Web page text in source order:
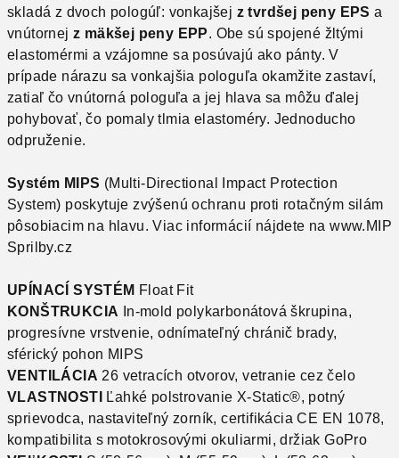
skladá z dvoch pologúľ: vonkajšej z tvrdšej peny EPS a
vnútornejz mäkšej peny EPP. Obe sú spojené žltými
elastomérmi a vzájomne sa posúvajú ako pánty. V
prípade nárazu sa vonkajšia pologuľa okamžite zastaví,
zatiaľ čo vnútorná pologuľa a jej hlava sa môžu ďalej
pohybovať, čo pomaly tlmia elastoméry. Jednoducho
odpruženie.
Systém MIPS (Multi-Directional Impact Protection
System) poskytuje zvýšenú ochranu proti rotačným silám
pôsobiacim na hlavu. Viac informácií nájdete na www.MIP
Sprilby.cz
UPÍNACÍ SYSTÉM Float Fit
KONŠTRUKCIA In-mold polykarbonátová škrupina,
progresívne vrstvenie, odnímateľný chránič brady,
sférický pohon MIPS
VENTILÁCIA 26 vetracích otvorov, vetranie cez čelo
VLASTNOSTI
Ľahké polstrovanie X-Static®, potný
sprievodca, nastaviteľný zorník, certifikácia CE EN 1078,
kompatibilita s motokrosovými okuliarmi, držiak GoPro